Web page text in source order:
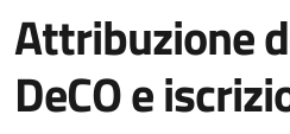
Attribuzione
DeCO e